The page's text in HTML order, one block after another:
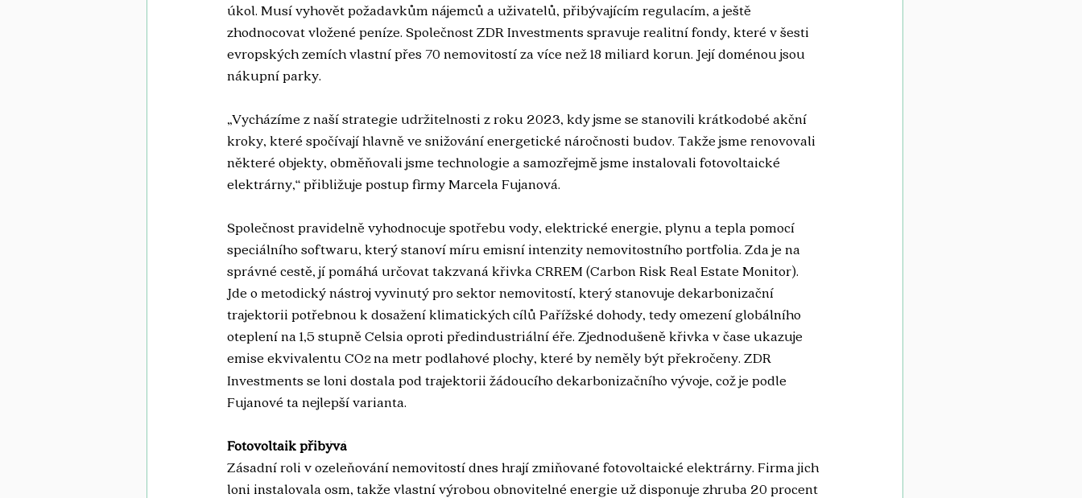
úkol. Musí vyhovět požadavkům nájemců a uživatelů, přibývajícím regulacím, a ještě
zhodnocovat vložené peníze. Společnost ZDR Investments spravuje realitní fondy, které v šesti
evropských zemích vlastní přes 70 nemovitostí za více než 18 miliard korun. Její doménou jsou
nákupní parky.
„Vycházíme z naší strategie udržitelnosti z roku 2023, kdy jsme se stanovili krátkodobé akční
kroky, které spočívají hlavně ve snižování energetické náročnosti budov. Takže jsme renovovali
některé objekty, obměňovali jsme technologie a samozřejmě jsme instalovali fotovoltaické
elektrárny,“ přibližuje postup firmy Marcela Fujanová.
Společnost pravidelně vyhodnocuje spotřebu vody, elektrické energie, plynu a tepla pomocí
speciálního softwaru, který stanoví míru emisní intenzity nemovitostního portfolia. Zda je na
správné cestě, jí pomáhá určovat takzvaná křivka CRREM (Carbon Risk Real Estate Monitor).
Jde o metodický nástroj vyvinutý pro sektor nemovitostí, který stanovuje dekarbonizační
trajektorii potřebnou k dosažení klimatických cílů Pařížské dohody, tedy omezení globálního
oteplení na 1,5 stupně Celsia oproti předindustriální éře. Zjednodušeně křivka v čase ukazuje
emise ekvivalentu CO2 na metr podlahové plochy, které by neměly být překročeny. ZDR
Investments se loni dostala pod trajektorii žádoucího dekarbonizačního vývoje, což je podle
Fujanové ta nejlepší varianta.
Fotovoltaik přibývá
Zásadní roli v ozeleňování nemovitostí dnes hrají zmiňované fotovoltaické elektrárny. Firma jich
loni instalovala osm, takže vlastní výrobou obnovitelné energie už disponuje zhruba 20 procent